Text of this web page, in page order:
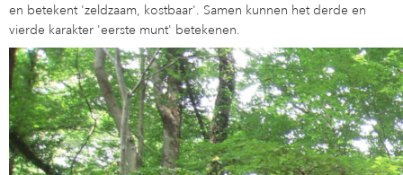
en betekent 'zeldzaam, kostbaar'. Samen kunnen het derde en
vierde karakter 'eerste munt' betekenen.